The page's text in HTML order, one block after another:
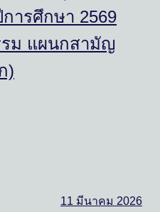
ารศึกษา 2569
รม แผนกสามัญ
)
11 มีนาคม 2026